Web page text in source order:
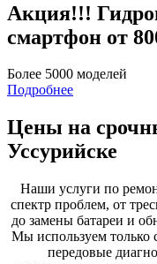
Акция!!!
смартфон от
Более 5000 моделей
Подробнее
Цены на
Уссурийске
Наши услуги по
спектр проблем, от
до замены батареи и
Мы используем только
передовые